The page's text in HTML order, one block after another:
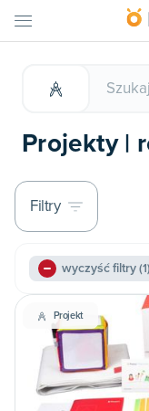
Projekty |
Filtry
wyczyść filtry(1)
Projekt